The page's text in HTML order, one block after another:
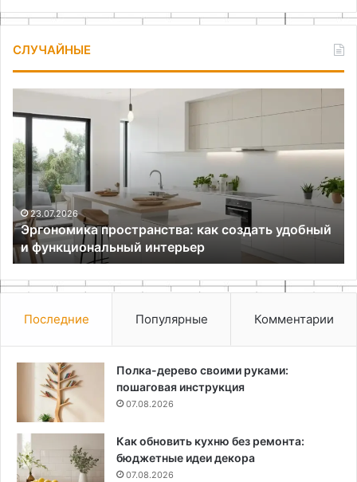
СЛУЧАЙНЫЕ
Эргономика
пространства:
создать
удобный
и
функциональный
интерьер
23.07.2026
Эргономика пространства: как создать удобный
и функциональный интерьер
Последние Популярные Комментарии
Полка-дерево своими руками:
пошаговая инструкция
07.08.2026
Как обновить кухню без ремонта:
бюджетные идеи декора
07.08.2026